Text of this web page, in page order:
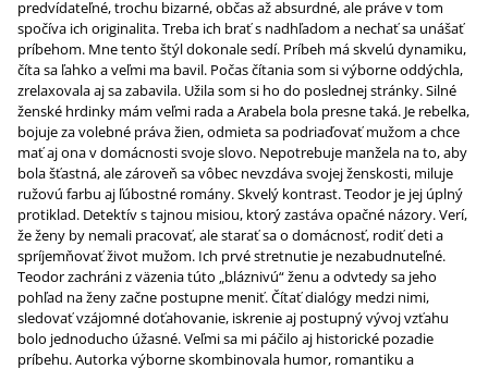
predvídateľné, trochu bizarné, občas až absurdné, ale práve v tom
spočíva ich originalita. Treba ich brať s nadhľadom a nechať sa unášať
príbehom. Mne tento štýl dokonale sedí. Príbeh má skvelú dynamiku,
číta sa ľahko a veľmi ma bavil. Počas čítania som si výborne oddýchla,
zrelaxovala aj sa zabavila. Užila som si ho do poslednej stránky. Silné
ženské hrdinky mám veľmi rada a Arabela bola presne taká. Je rebelka,
bojuje za volebné práva žien, odmieta sa podriaďovať mužom a chce
mať aj ona v domácnosti svoje slovo. Nepotrebuje manžela na to, aby
bola šťastná, ale zároveň sa vôbec nevzdáva svojej ženskosti, miluje
ružovú farbu aj ľúbostné romány. Skvelý kontrast. Teodor je jej úplný
protiklad. Detektív s tajnou misiou, ktorý zastáva opačné názory. Verí,
že ženy by nemali pracovať, ale starať sa o domácnosť, rodiť deti a
spríjemňovať život mužom. Ich prvé stretnutie je nezabudnuteľné.
Teodor zachráni z väzenia túto „bláznivú“ ženu a odvtedy sa jeho
pohľad na ženy začne postupne meniť. Čítať dialógy medzi nimi,
sledovať vzájomné doťahovanie, iskrenie aj postupný vývoj vzťahu
bolo jednoducho úžasné. Veľmi sa mi páčilo aj historické pozadie
príbehu. Autorka výborne skombinovala humor, romantiku a